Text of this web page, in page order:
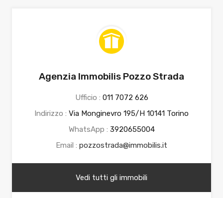
Agenzia Immobilis Pozzo Strada
Ufficio : 011 7072 626
Indirizzo : Via Monginevro 195/H 10141 Torino
WhatsApp : 3920655004
Email : pozzostrada@immobilis.it
Vedi tutti gli immobili